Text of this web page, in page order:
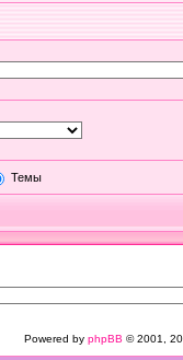
Темы
Powered by phpBB © 2001,